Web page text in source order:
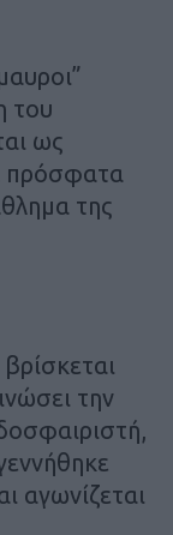
του
ως
πρόσφατα
της
την
αγωνίζεται